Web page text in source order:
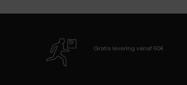
Gratis levering vanaf 60€